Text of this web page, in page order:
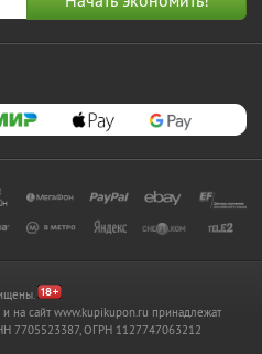
на сайт www.kupikupon.ru принадлежат
7705523387, ОГРН 1127747063212